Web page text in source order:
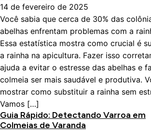
14 de fevereiro de 2025
Você sabia que cerca de 30% das
abelhas enfrentam problemas com a
Essa estatística mostra como crucial é
a rainha na apicultura. Fazer isso
ajuda a evitar o estresse das abelhas e
colmeia ser mais saudável e produtiva.
mostrar como substituir a rainha sem
Vamos […]
Guia Rápido: Detectando Varroa em
Colmeias de Varanda